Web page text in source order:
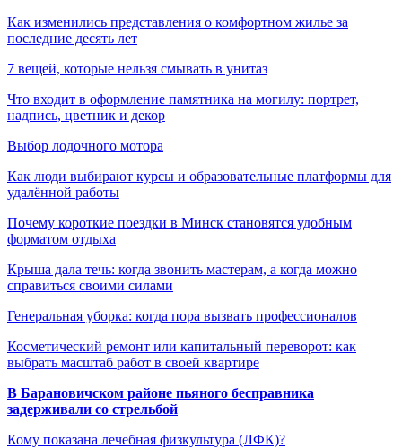
Как изменились представления о комфортном жилье за
последние десять лет
7 вещей, которые нельзя смывать в унитаз
Что входит в оформление памятника на могилу: портрет,
надпись, цветник и декор
Выбор лодочного мотора
Как люди выбирают курсы и образовательные платформы для
удалённой работы
Почему короткие поездки в Минск становятся удобным
форматом отдыха
Крыша дала течь: когда звонить мастерам, а когда можно
справиться своими силами
Генеральная уборка: когда пора вызвать профессионалов
Косметический ремонт или капитальный переворот: как
выбрать масштаб работ в своей квартире
В Барановичском районе пьяного бесправника
задерживали со стрельбой
Кому показана лечебная физкультура (ЛФК)?